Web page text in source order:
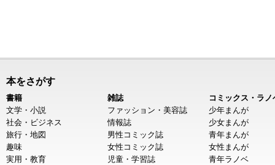
本をさがす
書籍
文学・小説
社会・ビジネス
旅行・地図
趣味
実用・教育
雑誌
ファッション・美容誌
情報誌
男性コミック誌
女性コミック誌
児童・学習誌
コミックス・ラノ
少年まんが
少女まんが
青年まんが
女性まんが
青年ラノベ